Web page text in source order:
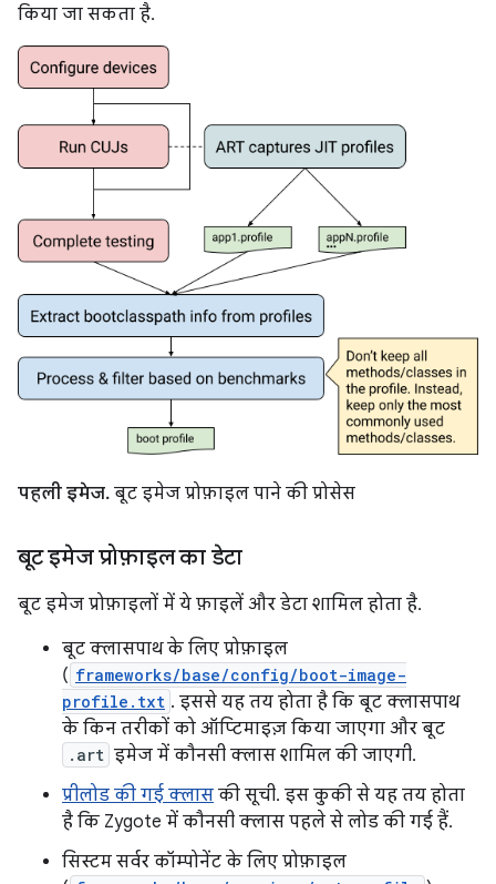
किया जा सकता है.
पहली इमेज. बूट इमेज प्रोफ़ाइल पाने की प्रोसेस
बूट इमेज प्रोफ़ाइल का डेटा
बूट इमेज प्रोफ़ाइलों में ये फ़ाइलें और डेटा शामिल होता है.
बूट क्लासपाथ के लिए प्रोफ़ाइल
( frameworks/base/config/boot-image-
profile.txt . इससे यह तय होता है कि बूट क्लासपाथ
के किन तरीकों को ऑप्टिमाइज़ किया जाएगा और बूट
.art इमेज में कौनसी क्लास शामिल की जाएगी.
प्रीलोड की गई क्लास की सूची. इस कुकी से यह तय होता
है कि Zygote में कौनसी क्लास पहले से लोड की गई हैं.
सिस्टम सर्वर कॉम्पोनेंट के लिए प्रोफ़ाइल